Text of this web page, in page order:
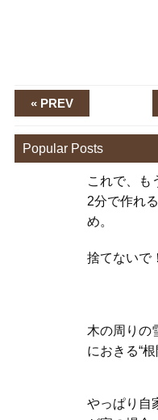
« PREV
Popular Posts
これで、も
2分で作れ
め。
捨てないで
木の周りの
におきる“根
やっぱり自